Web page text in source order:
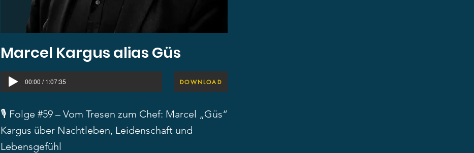
Marcel Kargus alias Güs
00:00 / 1:07:35 DOWNLOAD
🎙 Folge #59 – Vom Tresen zum Chef: Marcel „Güs“
Kargus über Nachtleben, Leidenschaft und
Lebensgefühl